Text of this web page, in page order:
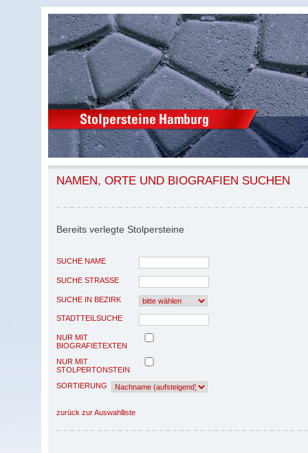
NAMEN, ORTE UND BIOGRAFIEN SUCHEN
Bereits verlegte Stolpersteine
SUCHE NAME
SUCHE STRASSE
SUCHE IN BEZIRK
STADTTEILSUCHE
NUR MIT
BIOGRAFIETEXTEN
NUR MIT
STOLPERTONSTEIN
SORTIERUNG
zurück zur Auswahlliste